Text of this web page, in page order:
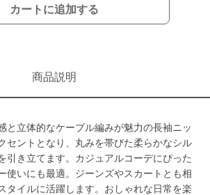
カートに追加する
商品説明
と立体的なケーブル編みが魅力の長袖ニッ
セントとなり、丸みを帯びた柔らかなシル
引き立てます。カジュアルコーデにぴった
使いにも最適。ジーンズやスカートとも相
タイルに活躍します。おしゃれな日常を楽